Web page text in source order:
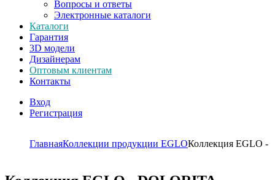
Вопросы и ответы
Электронные каталоги
Каталоги
Гарантия
3D модели
Дизайнерам
Оптовым клиентам
Контакты
Вход
Регистрация
ГлавнаяКоллекции продукции EGLOКоллекция EGLO -